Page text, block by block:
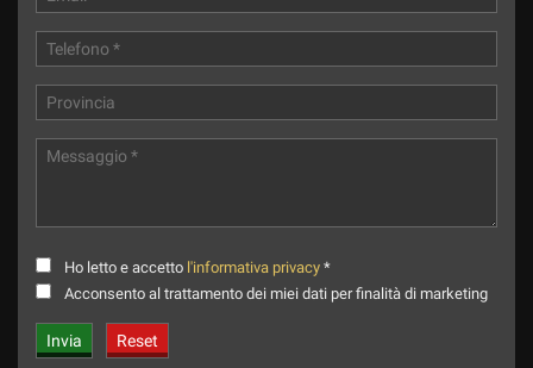
Ho letto e accetto l'informativa privacy *
Acconsento al trattamento dei miei dati per finalità di marketing